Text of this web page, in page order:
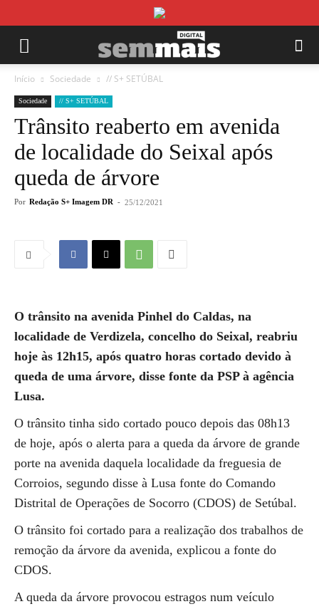
Início Sociedade // S+ SETÚBAL
Sociedade // S+ SETÚBAL
Trânsito reaberto em avenida
de localidade do Seixal após
queda de árvore
Por Redação S+ Imagem DR - 25/12/2021
O trânsito na avenida Pinhel do Caldas, na
localidade de Verdizela, concelho do Seixal, reabriu
hoje às 12h15, após quatro horas cortado devido à
queda de uma árvore, disse fonte da PSP à agência
Lusa.
O trânsito tinha sido cortado pouco depois das 08h13
de hoje, após o alerta para a queda da árvore de grande
porte na avenida daquela localidade da freguesia de
Corroios, segundo disse à Lusa fonte do Comando
Distrital de Operações de Socorro (CDOS) de Setúbal.
O trânsito foi cortado para a realização dos trabalhos de
remoção da árvore da avenida, explicou a fonte do
CDOS.
A queda da árvore provocou estragos num veículo